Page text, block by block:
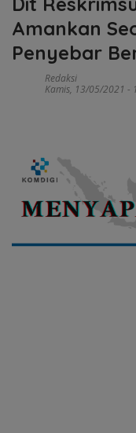
Amankan
Penyebar
Redaksi
Kamis, 13/05/2021 -